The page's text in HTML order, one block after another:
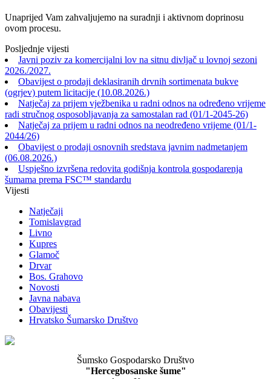
Unaprijed Vam zahvaljujemo na suradnji i aktivnom doprinosu
ovom procesu.
Posljednje vijesti
Javni poziv za komercijalni lov na sitnu divljač u lovnoj sezoni
2026./2027.
Obavijest o prodaji deklasiranih drvnih sortimenata bukve
(ogrjev) putem licitacije (10.08.2026.)
Natječaj za prijem vježbenika u radni odnos na određeno vrijeme
radi stručnog osposobljavanja za samostalan rad (01/1-2045-26)
Natječaj za prijem u radni odnos na neodređeno vrijeme (01/1-
2044/26)
Obavijest o prodaji osnovnih sredstava javnim nadmetanjem
(06.08.2026.)
Uspješno izvršena redovita godišnja kontrola gospodarenja
šumama prema FSC™ standardu
Vijesti
Natječaji
Tomislavgrad
Livno
Kupres
Glamoč
Drvar
Bos. Grahovo
Novosti
Javna nabava
Obavijesti
Hrvatsko Šumarsko Društvo
Šumsko Gospodarsko Društvo
"Hercegbosanske šume"